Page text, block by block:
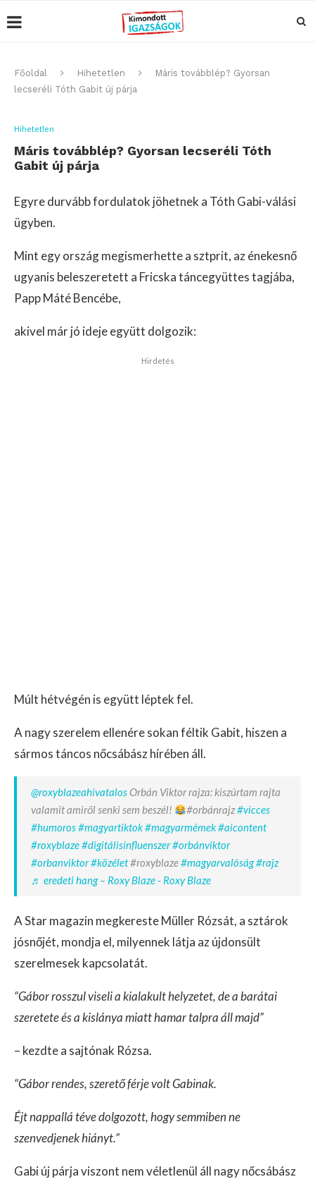
Főoldal Hihetetlen
Máris továbblép? Gyorsan
lecseréli Tóth Gabit új párja
Hihetetlen
Máris továbblép? Gyorsan lecseréli Tóth
Gabit új párja
Egyre durvább fordulatok jöhetnek a Tóth Gabi-válási
ügyben.
Mint egy ország megismerhette a sztprit, az énekesnő
ugyanis beleszeretett a Fricska táncegyüttes tagjába,
Papp Máté Bencébe,
akivel már jó ideje együtt dolgozik:
Hirdetés
Múlt hétvégén is együtt léptek fel.
A nagy szerelem ellenére sokan féltik Gabit, hiszen a
sármos táncos nőcsábász hírében áll.
@roxyblazeahivatalosOrbán Viktor rajza: kiszúrtam rajta
valamit amiről senki sem beszél!
#orbánrajz#vicces
#humoros#magyartiktok#magyarmémek#aicontent
#roxyblaze#digitálisinfluenszer#orbánviktor
#orbanviktor#közélet#roxyblaze#magyarvalóság#rajz
♬ eredeti hang – Roxy Blaze - Roxy Blaze
A Star magazin megkereste Müller Rózsát, a sztárok
jósnőjét, mondja el, milyennek látja az újdonsült
szerelmesek kapcsolatát.
“Gábor rosszul viseli a kialakult helyzetet, de a barátai
szeretete és a kislánya miatt hamar talpra áll majd”
– kezdte a sajtónak Rózsa.
“Gábor rendes, szerető férje volt Gabinak.
Éjt nappallá téve dolgozott, hogy semmiben ne
szenvedjenek hiányt.”
Gabi új párja viszont nem véletlenül áll nagy nőcsábász